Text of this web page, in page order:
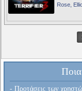
Rose,
- Προτάσεις των